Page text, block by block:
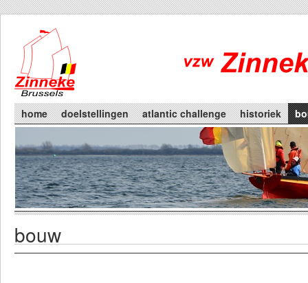
Main menu
home doelstellingen atlantic challenge historiek
You are here
bouw